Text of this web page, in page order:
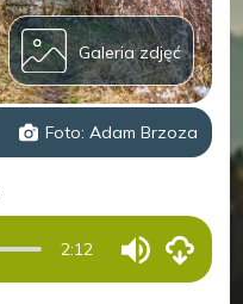
Galeria zdjęć
Foto: Adam Brzoza
2:12